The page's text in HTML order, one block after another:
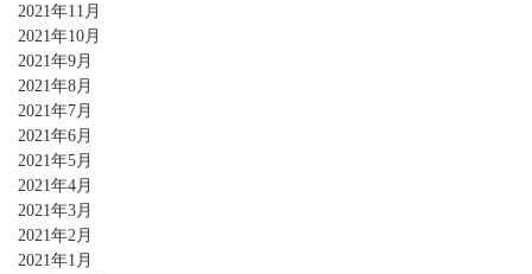
2021年11月
2021年10月
2021年9月
2021年8月
2021年7月
2021年6月
2021年5月
2021年4月
2021年3月
2021年2月
2021年1月